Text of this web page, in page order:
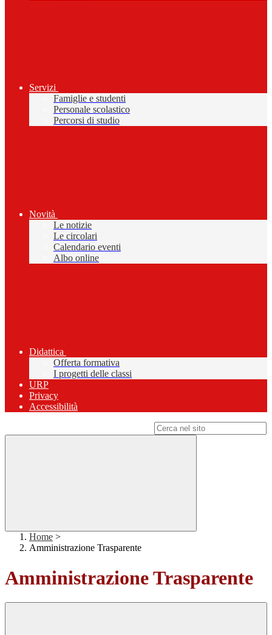
Servizi
Famiglie e studenti
Personale scolastico
Percorsi di studio
Novità
Le notizie
Le circolari
Calendario eventi
Albo online
Didattica
Offerta formativa
I progetti delle classi
URP
Privacy
Accessibilità
Home >
Amministrazione Trasparente
Amministrazione Trasparente